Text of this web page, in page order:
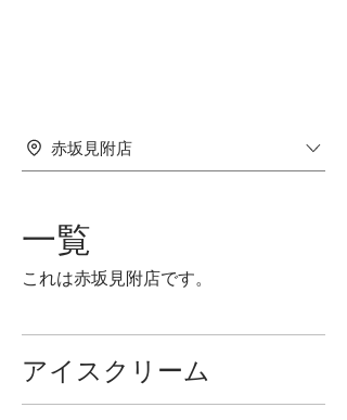
赤坂見附店
一覧
これは赤坂見附店です。
アイスクリーム